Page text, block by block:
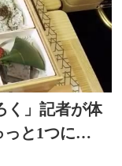
く」記者が体
と1つに詰